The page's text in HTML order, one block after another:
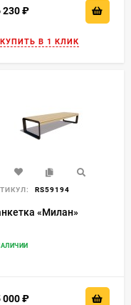
230
КУПИТЬ В 1 КЛИК
RS59194
«Милан»
000